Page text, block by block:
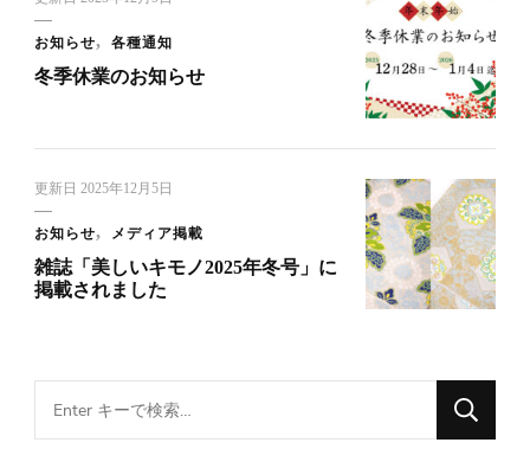
お知らせ 各種通知
冬季休業のお知らせ
更新日 2025年12月5日
お知らせ メディア掲載
雑誌「美しいキモノ2025年冬号」に
掲載されました
for